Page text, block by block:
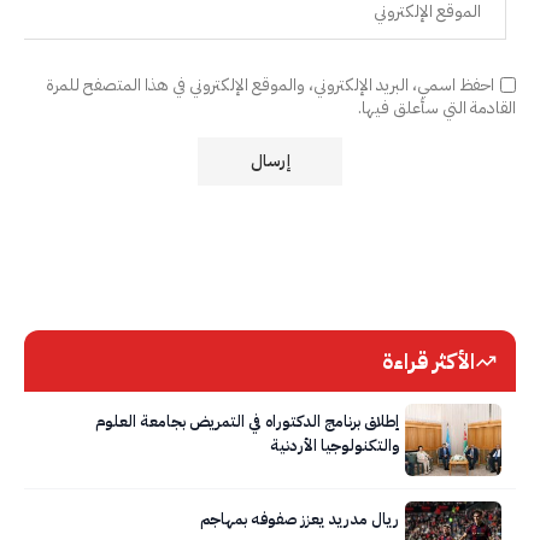
احفظ اسمي، البريد الإلكتروني، والموقع الإلكتروني في هذا المتصفح للمرة
القادمة التي سأعلق فيها.
الأكثر قراءة
إطلاق برنامج الدكتوراه في التمريض بجامعة العلوم
والتكنولوجيا الأردنية
ريال مدريد يعزز صفوفه بمهاجم